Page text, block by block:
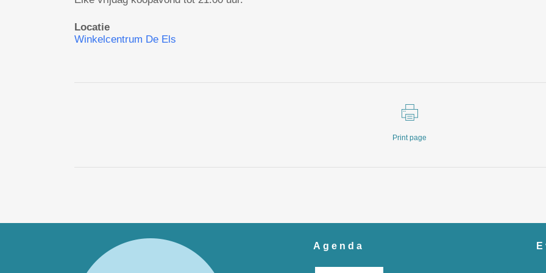
Locatie
Winkelcentrum De Els
Print page
Agenda